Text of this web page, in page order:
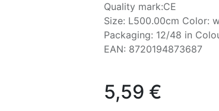
Quality mark:CE
Size: L500.00cm Color:
Packaging: 12/48 in
EAN: 8720194873687
5,59 €